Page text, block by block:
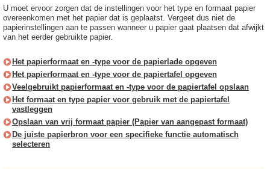
U moet ervoor zorgen dat de instellingen voor het type en formaat papier
overeenkomen met het papier dat is geplaatst. Vergeet dus niet de
papierinstellingen aan te passen wanneer u papier gaat plaatsen dat afwijkt
van het eerder gebruikte papier.
Het papierformaat en -type voor de papierlade opgeven
Het papierformaat en -type voor de papiertafel opgeven
Veelgebruikt papierformaat en -type voor de papiertafel opslaan
Het formaat en type papier voor gebruik met de papiertafel
vastleggen
Opslaan van vrij formaat papier (Papier van aangepast formaat)
De juiste papierbron voor een specifieke functie automatisch
selecteren